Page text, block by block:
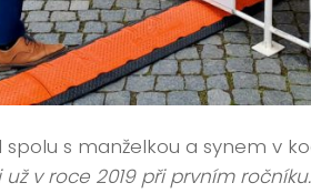
s manželkou a synem v
už v roce 2019 při prvním